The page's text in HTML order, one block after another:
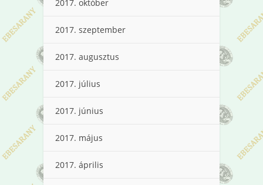
2017. október
2017. szeptember
2017. augusztus
2017. július
2017. június
2017. május
2017. április